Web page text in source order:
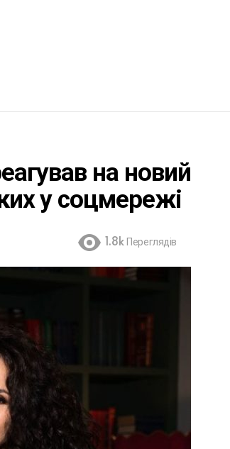
на новий
у соцмережі
1.8k Переглядів